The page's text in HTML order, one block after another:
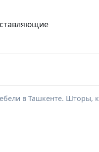
в Ташкенте. Шторы,